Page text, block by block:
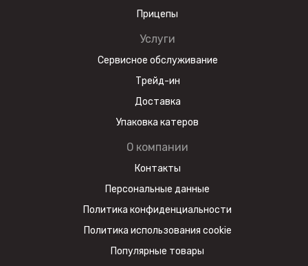
Прицепы
Услуги
Сервисное обслуживание
Трейд-ин
Доставка
Упаковка катеров
О компании
Контакты
Персональные данные
Политика конфиденциальности
Политика использования cookie
Популярные товары